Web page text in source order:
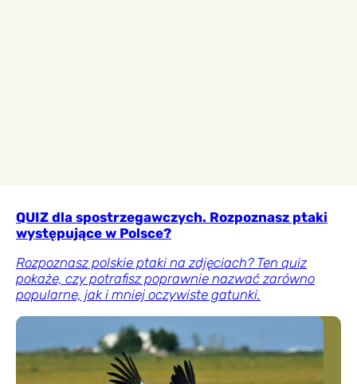
QUIZ dla spostrzegawczych. Rozpoznasz ptaki
występujące w Polsce?
Rozpoznasz polskie ptaki na zdjęciach? Ten quiz
pokaże, czy potrafisz poprawnie nazwać zarówno
popularne, jak i mniej oczywiste gatunki.